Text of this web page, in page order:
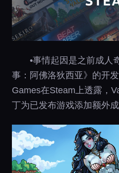
•事情起因是之前成人
事：阿佛洛狄西亚》的开
Games在Steam上透露，
丁为已发布游戏添加额外成